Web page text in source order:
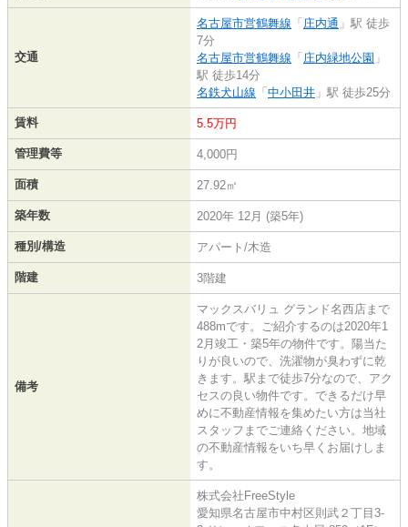
交通
名古屋市営鶴舞線 「 庄内通 」駅 徒歩
7分
名古屋市営鶴舞線 「 庄内緑地公園 」
駅 徒歩14分
名鉄犬山線 「 中小田井 」駅 徒歩25分
賃料 5.5万円
管理費等 4,000円
面積 27.92㎡
築年数 2020年 12月 (築5年)
種別/構造 アパート/木造
階建 3階建
備考
マックスバリュ グランド名西店まで
488mです。ご紹介するのは2020年1
2月竣工・築5年の物件です。陽当た
りが良いので、洗濯物が臭わずに乾
きます。駅まで徒歩7分なので、アク
セスの良い物件です。できるだけ早
めに不動産情報を集めたい方は当社
スタッフまでご連絡ください。地域
の不動産情報をいち早くお届けしま
す。
株式会社FreeStyle
愛知県名古屋市中村区則武２丁目3-